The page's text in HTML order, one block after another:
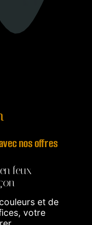
nos offres
feux
et de
votre